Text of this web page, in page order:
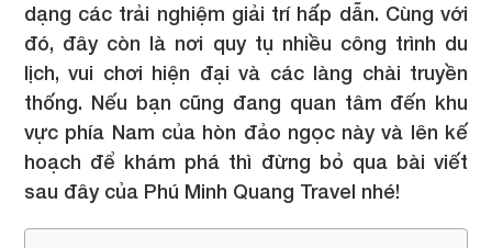
dạng các trải nghiệm giải trí hấp dẫn. Cùng với
đó, đây còn là nơi quy tụ nhiều công trình du
lịch, vui chơi hiện đại và các làng chài truyền
thống. Nếu bạn cũng đang quan tâm đến khu
vực phía Nam của hòn đảo ngọc này và lên kế
hoạch để khám phá thì đừng bỏ qua bài viết
sau đây của Phú Minh Quang Travel nhé!